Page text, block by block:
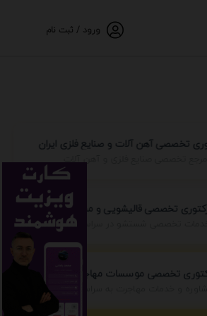
ورود / ثبت نام
تخصصی آهن آلات و صنایع فلزی ایران
مرجع تخصصی صنایع فلزی و آهن آلات
تخصصی قالیشویی و مبل شویی
خدمات تخصصی شستشو در سراسر ایران
تخصصی موسسات مهاجرتی ایران
مشاوره و خدمات مهاجرت به سراسر جهان